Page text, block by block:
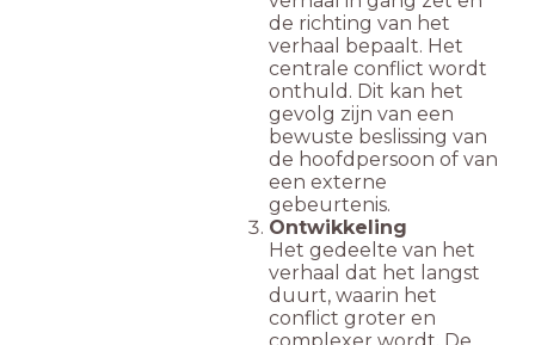
de richting van het
verhaal bepaalt. Het
centrale conflict wordt
onthuld. Dit kan het
gevolg zijn van een
bewuste beslissing van
de hoofdpersoon of van
een externe
gebeurtenis.
Ontwikkeling
Het gedeelte van het
verhaal dat het langst
duurt, waarin het
conflict groter en
complexer wordt. De